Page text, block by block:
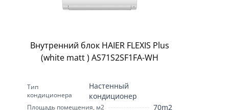
Внутренний блок HAIER FLEXIS Plus
(white matt ) AS71S2SF1FA-WH
Тип
кондиционера
Настенный
кондиционер
Площадь помещения, м2 70m2